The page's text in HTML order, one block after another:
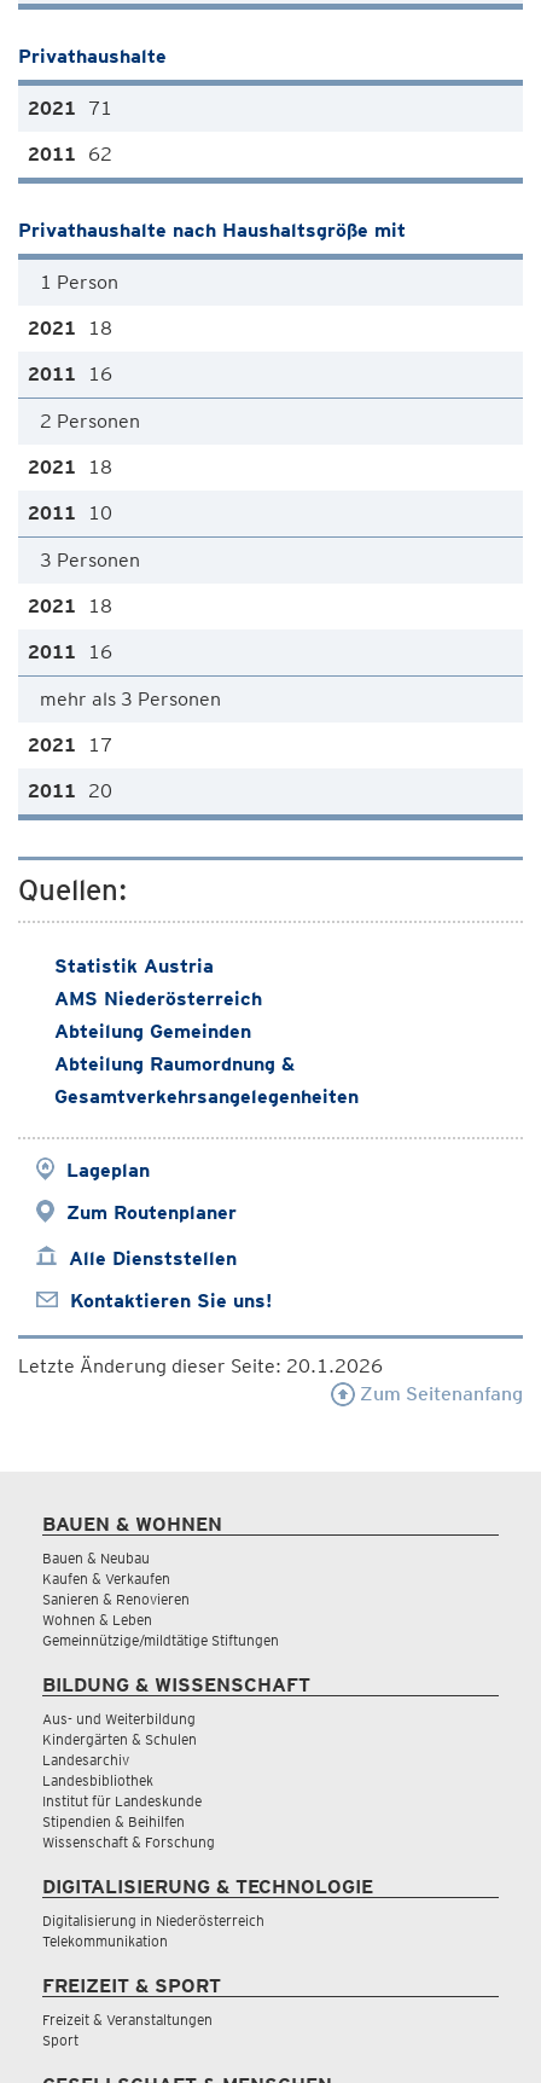
Privathaushalte
71
62
Privathaushalte nach Haushaltsgröße mit
1 Person
18
16
2 Personen
18
10
3 Personen
18
16
mehr als 3 Personen
17
20
Quellen:
Statistik Austria
AMS Niederösterreich
Abteilung Gemeinden
Abteilung Raumordnung &
Gesamtverkehrsangelegenheiten
Lageplan
Zum Routenplaner
Alle Dienststellen
Kontaktieren Sie uns!
Letzte Änderung dieser Seite: 20.1.2026
Zum Seitenanfang
BAUEN & WOHNEN
Bauen & Neubau
Kaufen & Verkaufen
Sanieren & Renovieren
Wohnen & Leben
Gemeinnützige/mildtätige Stiftungen
BILDUNG & WISSENSCHAFT
Aus- und Weiterbildung
Kindergärten & Schulen
Landesarchiv
Landesbibliothek
Institut für Landeskunde
Stipendien & Beihilfen
Wissenschaft & Forschung
DIGITALISIERUNG & TECHNOLOGIE
Digitalisierung in Niederösterreich
Telekommunikation
FREIZEIT & SPORT
Freizeit & Veranstaltungen
Sport